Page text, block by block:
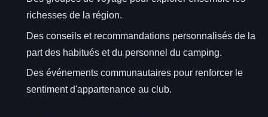
richesses de la région.
Des conseils et recommandations personnalisés de la
part des habitués et du personnel du camping.
Des événements communautaires pour renforcer le
sentiment d'appartenance au club.